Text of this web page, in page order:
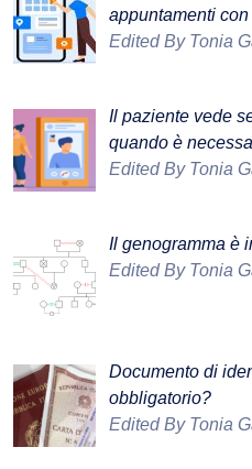
appuntamenti
Edited By Tonia
Il paziente vede
quando è
Edited By Tonia
Il genogramma è
Edited By Tonia
Documento di
obbligatorio?
Edited By Tonia